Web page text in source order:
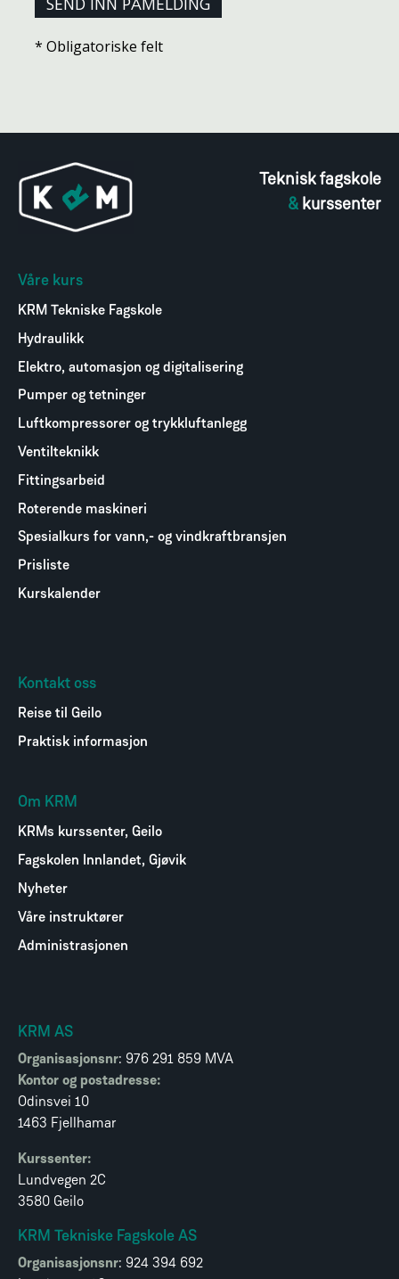
* Obligatoriske felt
Teknisk fagskole
& kurssenter
Våre kurs
KRM Tekniske Fagskole
Hydraulikk
Elektro, automasjon og digitalisering
Pumper og tetninger
Luftkompressorer og trykkluftanlegg
Ventilteknikk
Fittingsarbeid
Roterende maskineri
Spesialkurs for vann,- og vindkraftbransjen
Prisliste
Kurskalender
Kontakt oss
Reise til Geilo
Praktisk informasjon
Om KRM
KRMs kurssenter, Geilo
Fagskolen Innlandet, Gjøvik
Nyheter
Våre instruktører
Administrasjonen
KRM AS
Organisasjonsnr: 976 291 859 MVA
Kontor og postadresse:
Odinsvei 10
1463 Fjellhamar
Kurssenter:
Lundvegen 2C
3580 Geilo
KRM Tekniske Fagskole AS
Organisasjonsnr: 924 394 692